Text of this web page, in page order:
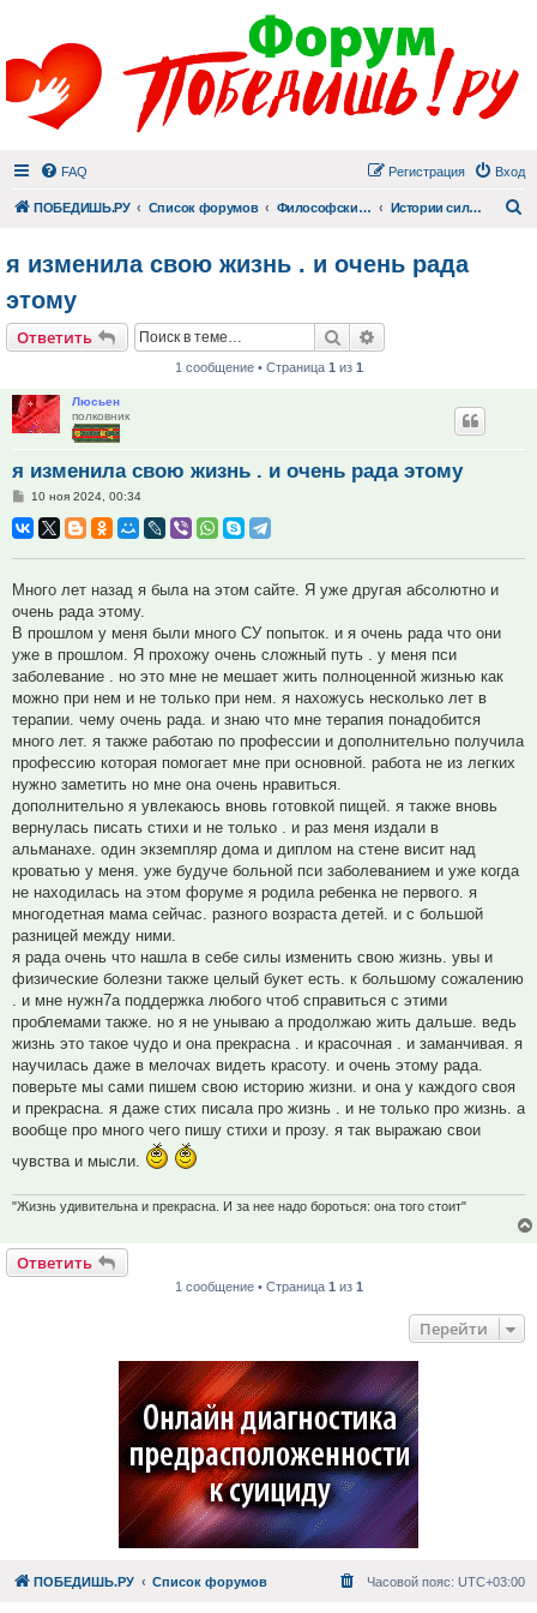
FAQ Вход
Регистрация
ПОБЕДИШЬ.РУ Список форумов Философский раздел Истории сильных людей
я изменила свою жизнь . и очень рада
этому
Ответить Поиск
1 сообщение • Страница 1 из 1
Люсьен
полковник
я изменила свою жизнь . и очень рада этому
Сообщение
10 ноя 2024, 00:34
Много лет назад я была на этом сайте. Я уже другая абсолютно и
очень рада этому.
В прошлом у меня были много СУ попыток. и я очень рада что они
уже в прошлом. Я прохожу очень сложный путь . у меня пси
заболевание . но это мне не мешает жить полноценной жизнью как
можно при нем и не только при нем. я нахожусь несколько лет в
терапии. чему очень рада. и знаю что мне терапия понадобится
много лет. я также работаю по профессии и дополнительно получила
профессию которая помогает мне при основной. работа не из легких
нужно заметить но мне она очень нравиться.
дополнительно я увлекаюсь вновь готовкой пищей. я также вновь
вернулась писать стихи и не только . и раз меня издали в
альманахе. один экземпляр дома и диплом на стене висит над
кроватью у меня. уже будуче больной пси заболеванием и уже когда
не находилась на этом форуме я родила ребенка не первого. я
многодетная мама сейчас. разного возраста детей. и с большой
разницей между ними.
я рада очень что нашла в себе силы изменить свою жизнь. увы и
физические болезни также целый букет есть. к большому сожалению
. и мне нужн7а поддержка любого чтоб справиться с этими
проблемами также. но я не унываю а продолжаю жить дальше. ведь
жизнь это такое чудо и она прекрасна . и красочная . и заманчивая. я
научилась даже в мелочах видеть красоту. и очень этому рада.
поверьте мы сами пишем свою историю жизни. и она у каждого своя
и прекрасна. я даже стих писала про жизнь . и не только про жизнь. а
вообще про много чего пишу стихи и прозу. я так выражаю свои
чувства и мысли.
"Жизнь удивительна и прекрасна. И за нее надо бороться: она того стоит"
Ответить
1 сообщение • Страница 1 из 1
Перейти
ПОБЕДИШЬ.РУ Список форумов Часовой пояс: UTC+03:00